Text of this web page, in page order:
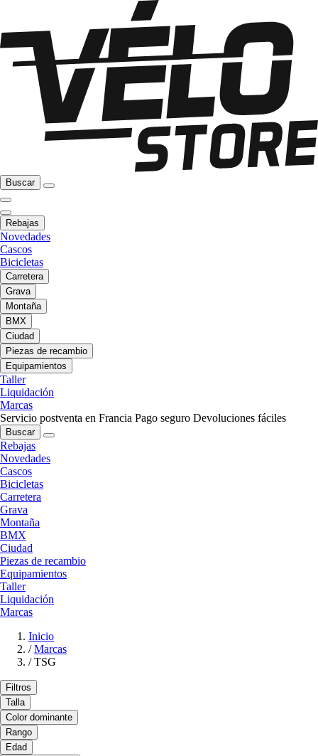
Buscar
Rebajas
Novedades
Cascos
Bicicletas
Carretera
Grava
Montaña
BMX
Ciudad
Piezas de recambio
Equipamientos
Taller
Liquidación
Marcas
Servicio postventa en Francia Pago seguro Devoluciones fáciles
Buscar
Rebajas
Novedades
Cascos
Bicicletas
Carretera
Grava
Montaña
BMX
Ciudad
Piezas de recambio
Equipamientos
Taller
Liquidación
Marcas
Inicio
/ Marcas
/ TSG
Filtros
Talla
Color dominante
Rango
Edad